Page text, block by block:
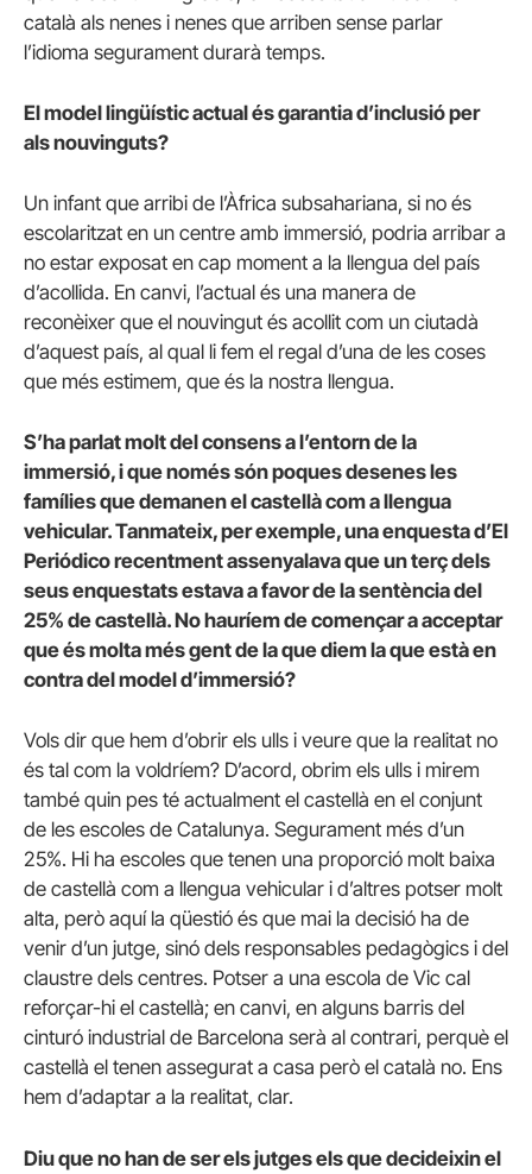
català als nenes i nenes que arriben sense parlar
l’idioma segurament durarà temps.
El model lingüístic actual és garantia d’inclusió per
als nouvinguts?
Un infant que arribi de l’Àfrica subsahariana, si no és
escolaritzat en un centre amb immersió, podria arribar a
no estar exposat en cap moment a la llengua del país
d’acollida. En canvi, l’actual és una manera de
reconèixer que el nouvingut és acollit com un ciutadà
d’aquest país, al qual li fem el regal d’una de les coses
que més estimem, que és la nostra llengua.
S’ha parlat molt del consens a l’entorn de la
immersió, i que només són poques desenes les
famílies que demanen el castellà com a llengua
vehicular. Tanmateix, per exemple, una enquesta d’El
Periódico recentment assenyalava que un terç dels
seus enquestats estava a favor de la sentència del
25% de castellà. No hauríem de començar a acceptar
que és molta més gent de la que diem la que està en
contra del model d’immersió?
Vols dir que hem d’obrir els ulls i veure que la realitat no
és tal com la voldríem? D’acord, obrim els ulls i mirem
també quin pes té actualment el castellà en el conjunt
de les escoles de Catalunya. Segurament més d’un
25%. Hi ha escoles que tenen una proporció molt baixa
de castellà com a llengua vehicular i d’altres potser molt
alta, però aquí la qüestió és que mai la decisió ha de
venir d’un jutge, sinó dels responsables pedagògics i del
claustre dels centres. Potser a una escola de Vic cal
reforçar-hi el castellà; en canvi, en alguns barris del
cinturó industrial de Barcelona serà al contrari, perquè el
castellà el tenen assegurat a casa però el català no. Ens
hem d’adaptar a la realitat, clar.
Diu que no han de ser els jutges els que decideixin el